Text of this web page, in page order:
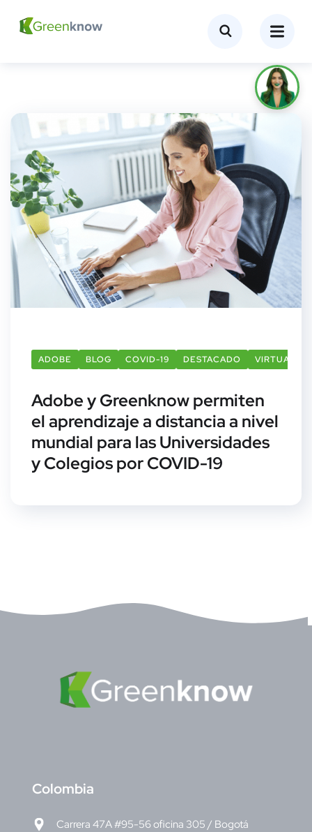
ADOBE BLOG COVID-19 DESTACADO VIRTUAL
Adobe y Greenknow permiten
el aprendizaje a distancia a nivel
mundial para las Universidades
y Colegios por COVID-19
Colombia
Carrera 47A #95-56 oficina 305 / Bogotá